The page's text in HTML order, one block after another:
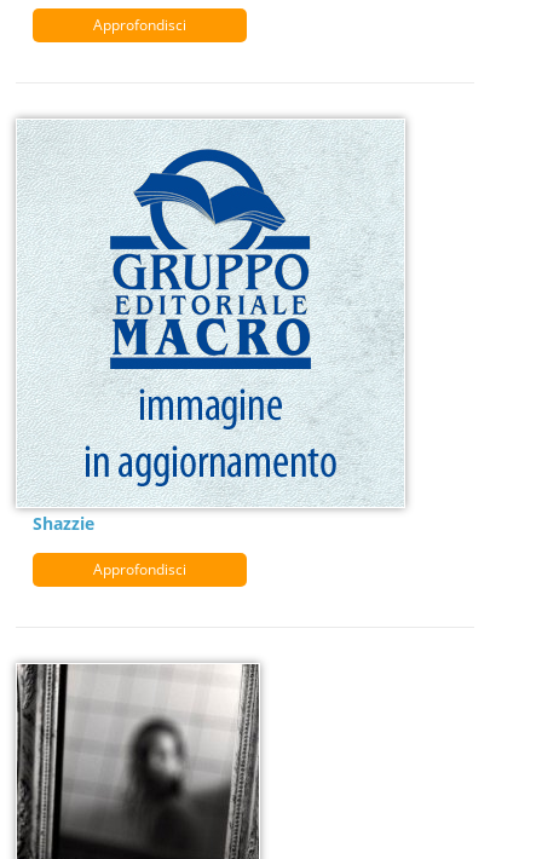
Approfondisci
Shazzie
Approfondisci